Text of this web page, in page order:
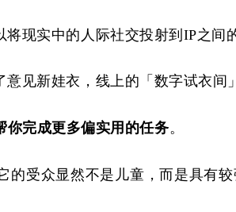
现实中的人际社交投射到 IP之间
见新娃衣，线上的「数字试衣间
你完成更多偏实用的任务。
的受众显然不是 儿童，而是具有